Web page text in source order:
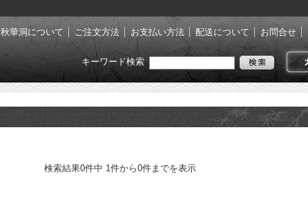
秋華洞について ご注文方法 お支払い方法 配送について お問合せ
キーワード検索
検索結果0件中 1件から0件までを表示